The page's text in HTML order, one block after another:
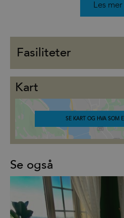
Les mer
Fasiliteter
Kart
SE KART OG HVA SOM
Se også